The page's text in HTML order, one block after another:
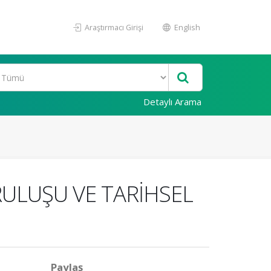
Araştırmacı Girişi English
Detaylı Arama
VE TARİHSEL
Paylaş